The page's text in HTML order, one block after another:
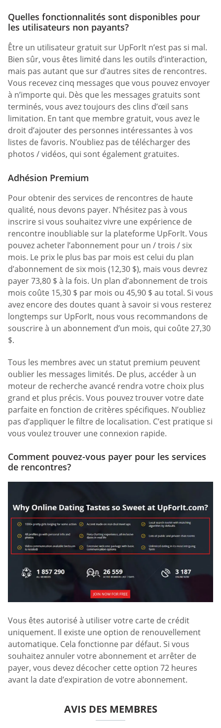
Quelles fonctionnalités sont disponibles pour
les utilisateurs non payants?
Être un utilisateur gratuit sur UpForIt n’est pas si mal.
Bien sûr, vous êtes limité dans les outils d’interaction,
mais pas autant que sur d’autres sites de rencontres.
Vous recevez cinq messages que vous pouvez envoyer
à n’importe qui. Dès que les messages gratuits sont
terminés, vous avez toujours des clins d’œil sans
limitation. En tant que membre gratuit, vous avez le
droit d’ajouter des personnes intéressantes à vos
listes de favoris. N’oubliez pas de télécharger des
photos / vidéos, qui sont également gratuites.
Adhésion Premium
Pour obtenir des services de rencontres de haute
qualité, nous devons payer. N’hésitez pas à vous
inscrire si vous souhaitez vivre une expérience de
rencontre inoubliable sur la plateforme UpForIt. Vous
pouvez acheter l’abonnement pour un / trois / six
mois. Le prix le plus bas par mois est celui du plan
d’abonnement de six mois (12,30 $), mais vous devrez
payer 73,80 $ à la fois. Un plan d’abonnement de trois
mois coûte 15,30 $ par mois ou 45,90 $ au total. Si vous
avez encore des doutes quant à savoir si vous resterez
longtemps sur UpForIt, nous vous recommandons de
souscrire à un abonnement d’un mois, qui coûte 27,30
$.
Tous les membres avec un statut premium peuvent
oublier les messages limités. De plus, accéder à un
moteur de recherche avancé rendra votre choix plus
grand et plus précis. Vous pouvez trouver votre date
parfaite en fonction de critères spécifiques. N’oubliez
pas d’appliquer le filtre de localisation. C’est pratique si
vous voulez trouver une connexion rapide.
Comment pouvez-vous payer pour les services
de rencontres?
Vous êtes autorisé à utiliser votre carte de crédit
uniquement. Il existe une option de renouvellement
automatique. Cela fonctionne par défaut. Si vous
souhaitez annuler votre abonnement et arrêter de
payer, vous devez décocher cette option 72 heures
avant la date d’expiration de votre abonnement.
AVIS DES MEMBRES